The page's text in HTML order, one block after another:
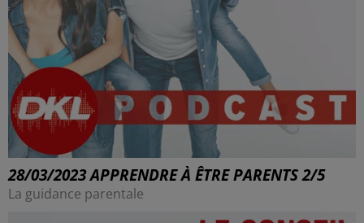
28/03/2023 APPRENDRE À ÊTRE PARENTS 2/5
La guidance parentale